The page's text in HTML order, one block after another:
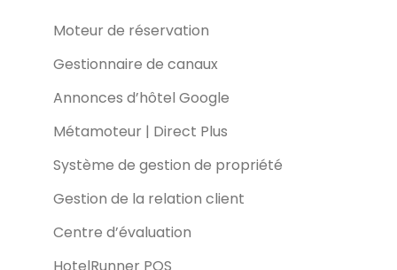
Moteur de réservation
Gestionnaire de canaux
Annonces d’hôtel Google
Métamoteur | Direct Plus
Système de gestion de propriété
Gestion de la relation client
Centre d’évaluation